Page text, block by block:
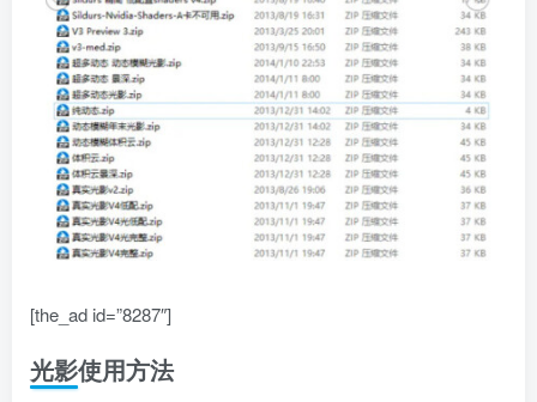
[the_ad id=”8287″]
光影使用方法